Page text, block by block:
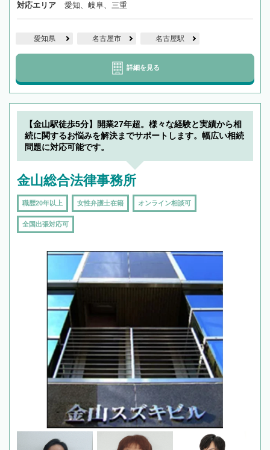
対応エリア 愛知、岐阜、三重
愛知県 名古屋市 名古屋駅
詳細を見る
【金山駅徒歩5分】開業27年超。様々な経験と実績から相
続に関するお悩みを解決までサポートします。幅広い相続
問題に対応可能です。
金山総合法律事務所
職歴20年以上 女性弁護士在籍 オンライン相談可
全国出張対応可